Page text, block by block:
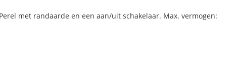
met randaarde en een aan/uit schakelaar. Max. vermogen: